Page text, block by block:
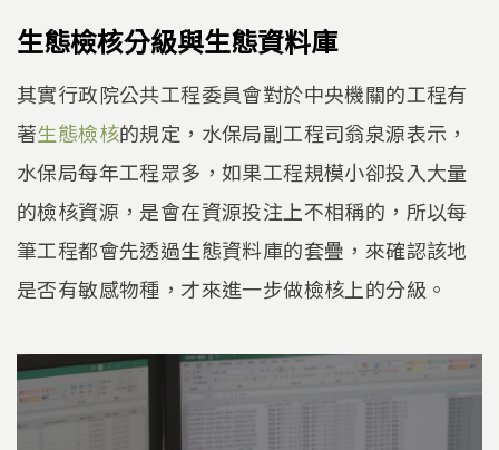
生態檢核分級與生態資料庫
其實行政院公共工程委員會對於中央機關的工程有
著生態檢核的規定，水保局副工程司翁泉源表示，
水保局每年工程眾多，如果工程規模小卻投入大量
的檢核資源，是會在資源投注上不相稱的，所以每
筆工程都會先透過生態資料庫的套疊，來確認該地
是否有敏感物種，才來進一步做檢核上的分級。